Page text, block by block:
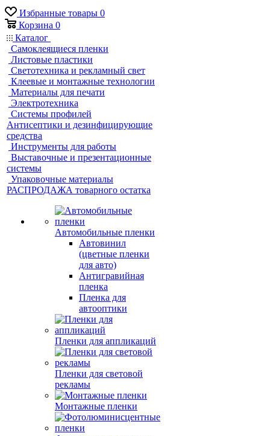
Избранные товары 0
Корзина 0
Каталог
Самоклеящиеся пленки
Листовые пластики
Светотехника и рекламный свет
Клеевые и монтажные технологии
Материалы для печати
Электротехника
Системы профилей
Антисептики и дезинфицирующие
средства
Инструменты для работы
Выставочные и презентационные
системы
Упаковочные материалы
РАСПРОДАЖА товарного остатка
Автомобильные пленки
Автовинил
(цветные пленки
для авто)
Антигравийная
пленка
Пленка для
автооптики
Пленки для аппликаций
Пленки для световой
рекламы
Монтажные пленки